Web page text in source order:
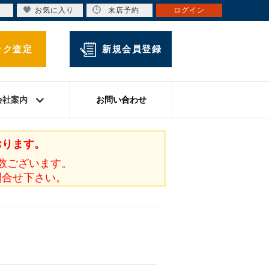
査定 新規会員登録
社案内 お問い合わせ
ます。
ざいます。
せ下さい。
お気に入り 来店予約 ログイン